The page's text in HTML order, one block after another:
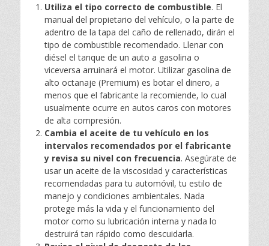
Utiliza el tipo correcto de combustible. El
manual del propietario del vehículo, o la parte de
adentro de la tapa del caño de rellenado, dirán el
tipo de combustible recomendado. Llenar con
diésel el tanque de un auto a gasolina o
viceversa arruinará el motor. Utilizar gasolina de
alto octanaje (Premium) es botar el dinero, a
menos que el fabricante la recomiende, lo cual
usualmente ocurre en autos caros con motores
de alta compresión.
Cambia el aceite de tu vehículo en los
intervalos recomendados por el fabricante
y revisa su nivel con frecuencia. Asegúrate de
usar un aceite de la viscosidad y características
recomendadas para tu automóvil, tu estilo de
manejo y condiciones ambientales. Nada
protege más la vida y el funcionamiento del
motor como su lubricación interna y nada lo
destruirá tan rápido como descuidarla.